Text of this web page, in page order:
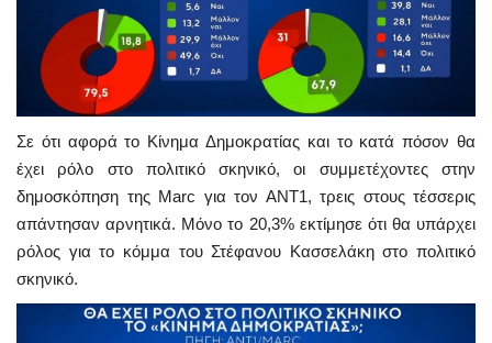
Σε ότι αφορά το Κίνημα Δημοκρατίας και το κατά πόσον θα
έχει ρόλο στο πολιτικό σκηνικό, οι συμμετέχοντες στην
δημοσκόπηση της Marc για τον ΑΝΤ1, τρεις στους τέσσερις
απάντησαν αρνητικά. Μόνο το 20,3% εκτίμησε ότι θα υπάρχει
ρόλος για το κόμμα του Στέφανου Κασσελάκη στο πολιτικό
σκηνικό.